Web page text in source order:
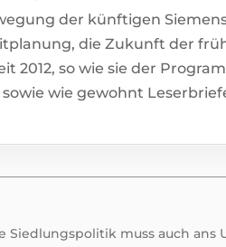
der künftigen
die Zukunft der
2012, so wie sie der
wie gewohnt
Siedlungspolitik muss auch ans